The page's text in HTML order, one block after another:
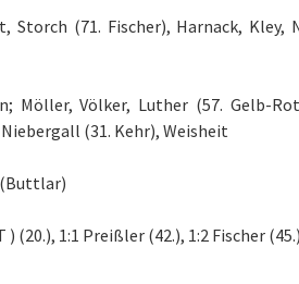
Storch (71. Fischer), Harnack,
Möller, Völker, Luther (57. Gelb-
(31. Kehr), Weisheit
(Buttlar)
) (20.), 1:1 Preißler (42.), 1:2 Fischer